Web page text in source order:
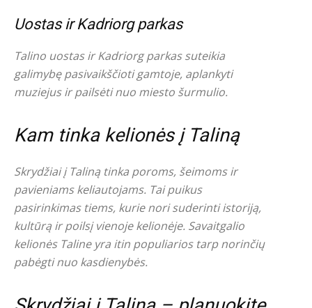
Uostas ir Kadriorg parkas
Talino uostas ir Kadriorg parkas suteikia
galimybę pasivaikščioti gamtoje, aplankyti
muziejus ir pailsėti nuo miesto šurmulio.
Kam tinka kelionės į Taliną
Skrydžiai į Taliną tinka poroms, šeimoms ir
pavieniams keliautojams. Tai puikus
pasirinkimas tiems, kurie nori suderinti istoriją,
kultūrą ir poilsį vienoje kelionėje. Savaitgalio
kelionės Taline yra itin populiarios tarp norinčių
pabėgti nuo kasdienybės.